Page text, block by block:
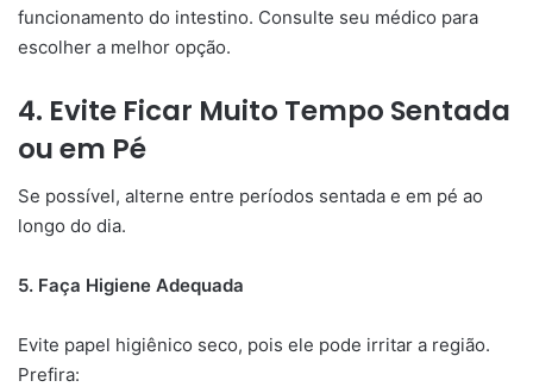
funcionamento do intestino. Consulte seu médico para
escolher a melhor opção.
4. Evite Ficar Muito Tempo Sentada
ou em Pé
Se possível, alterne entre períodos sentada e em pé ao
longo do dia.
5. Faça Higiene Adequada
Evite papel higiênico seco, pois ele pode irritar a região.
Prefira: